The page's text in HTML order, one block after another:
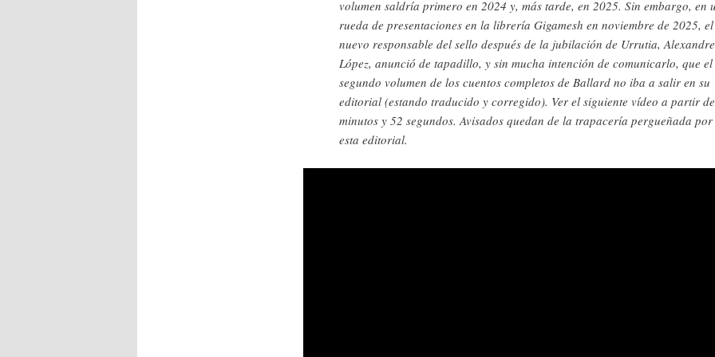
volumen saldría primero en 2024 y, más tarde, en 2025. Sin embargo, en
rueda de presentaciones en la librería Gigamesh en noviembre de 2025, el
nuevo responsable del sello después de la jubilación de Urrutia, Alexandre
López, anunció de tapadillo, y sin mucha intención de comunicarlo, que el
segundo volumen de los cuentos completos de Ballard no iba a salir en su
editorial (estando traducido y corregido). Ver el siguiente vídeo a partir
minutos y 52 segundos. Avisados quedan de la trapacería pergueñada por
esta editorial.